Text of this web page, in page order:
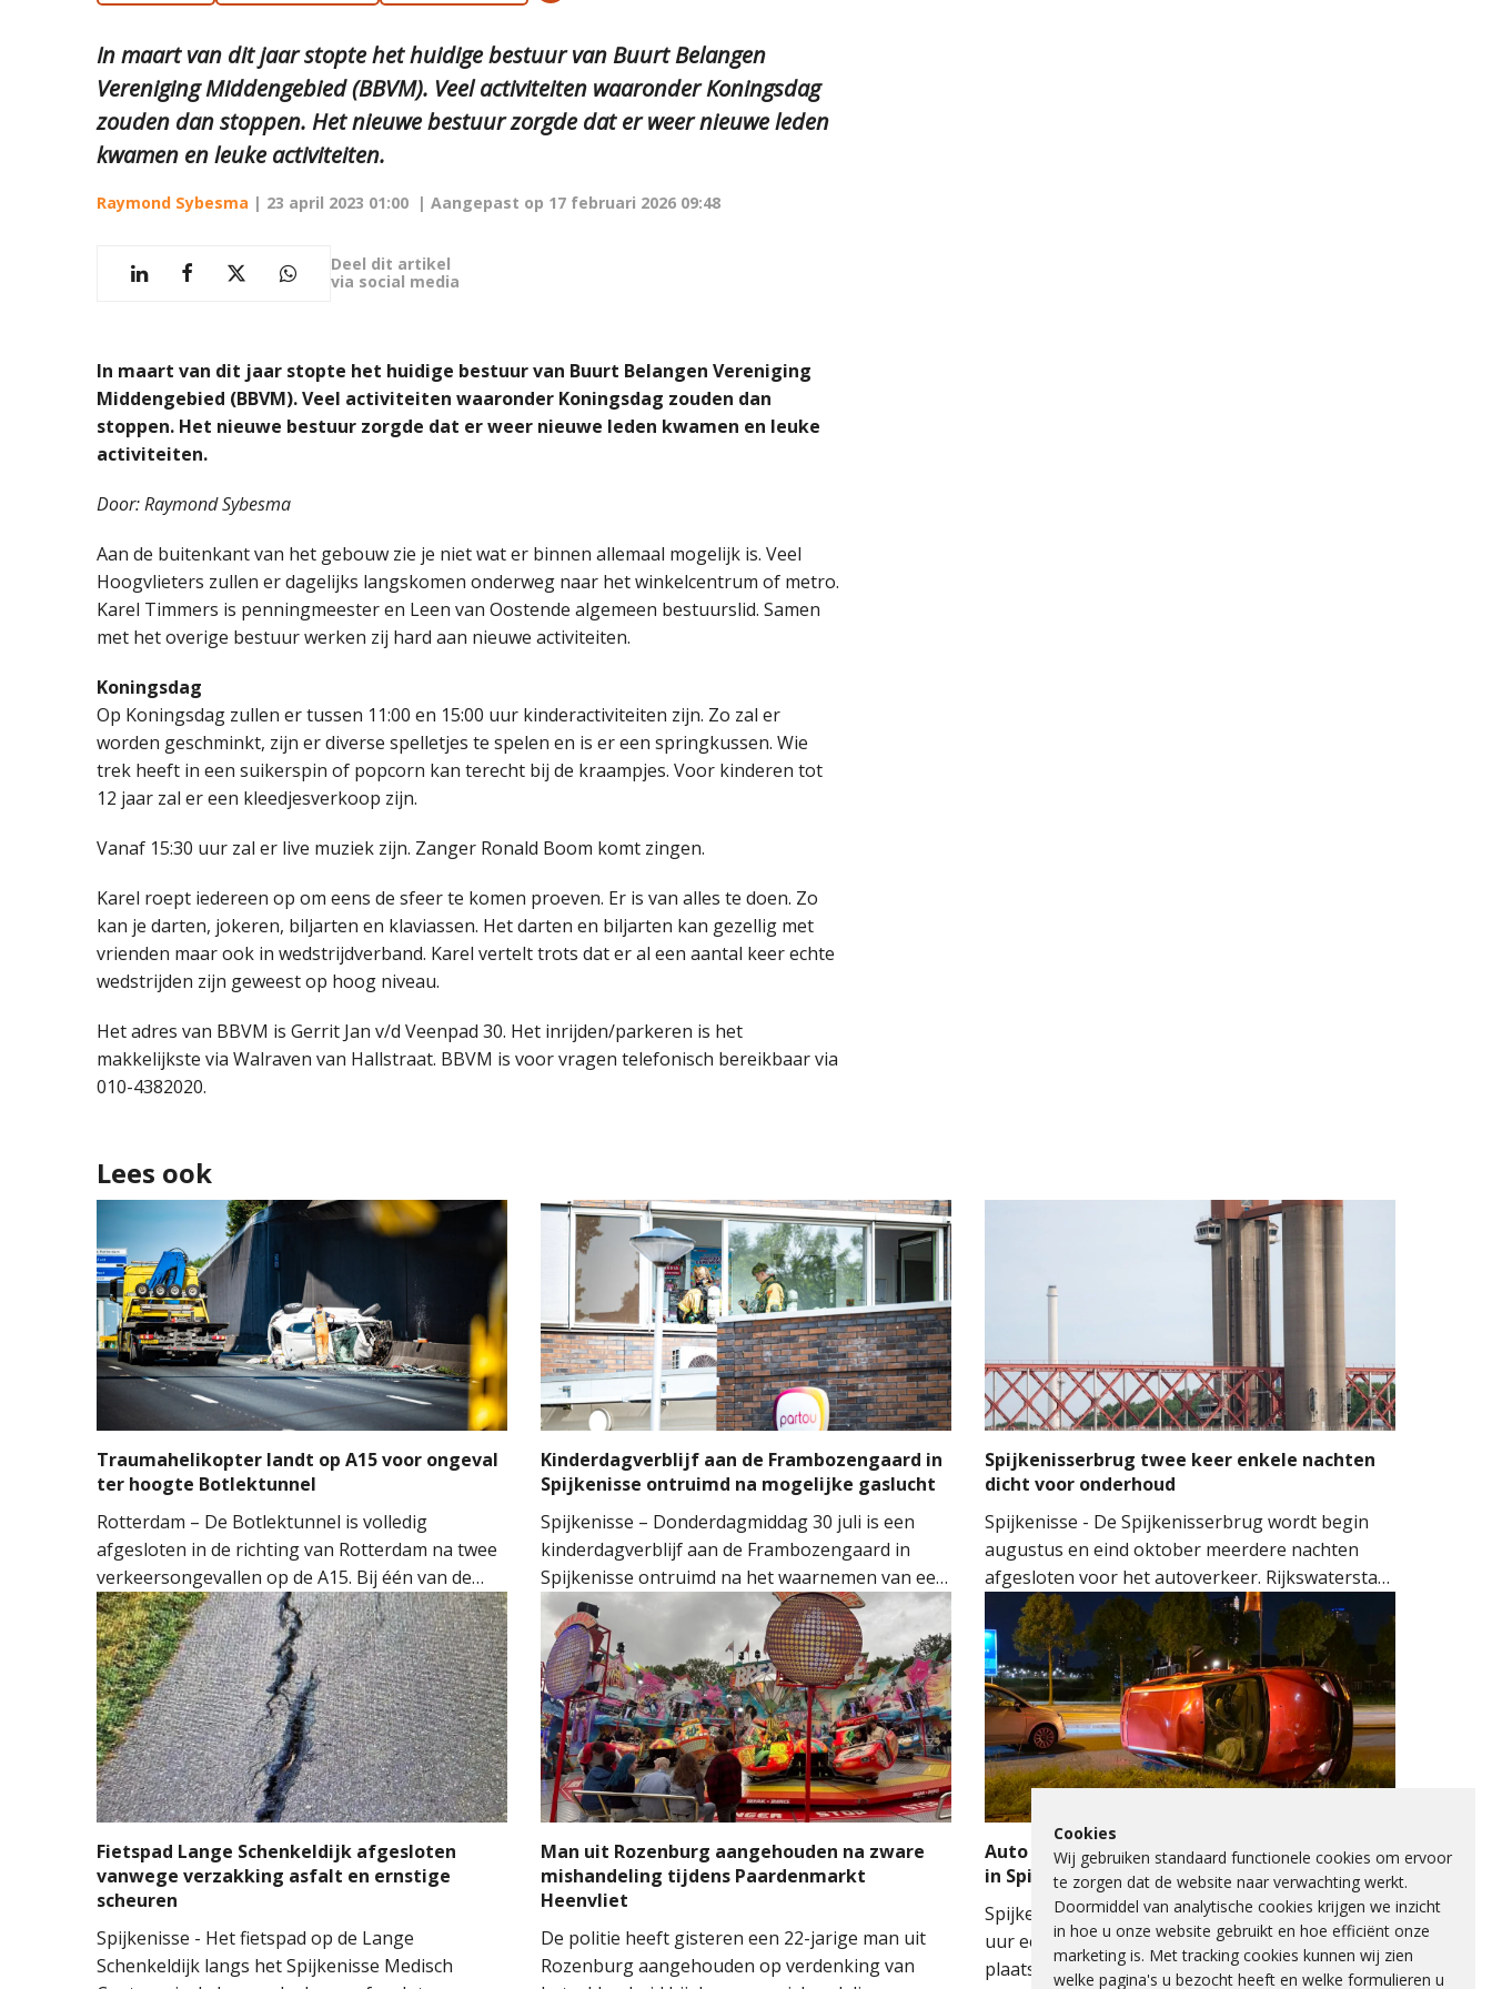
In maart van dit jaar stopte het huidige bestuur van Buurt Belangen
Vereniging Middengebied (BBVM). Veel activiteiten waaronder Koningsdag
zouden dan stoppen. Het nieuwe bestuur zorgde dat er weer nieuwe leden
kwamen en leuke activiteiten.
Raymond Sybesma | 23 april 2023 01:00 | Aangepast op 17 februari 2026 09:48
Deel dit artikel
via social media
In maart van dit jaar stopte het huidige bestuur van Buurt Belangen Vereniging
Middengebied (BBVM). Veel activiteiten waaronder Koningsdag zouden dan
stoppen. Het nieuwe bestuur zorgde dat er weer nieuwe leden kwamen en leuke
activiteiten.
Door: Raymond Sybesma
Aan de buitenkant van het gebouw zie je niet wat er binnen allemaal mogelijk is. Veel
Hoogvlieters zullen er dagelijks langskomen onderweg naar het winkelcentrum of metro.
Karel Timmers is penningmeester en Leen van Oostende algemeen bestuurslid. Samen
met het overige bestuur werken zij hard aan nieuwe activiteiten.
Koningsdag
Op Koningsdag zullen er tussen 11:00 en 15:00 uur kinderactiviteiten zijn. Zo zal er
worden geschminkt, zijn er diverse spelletjes te spelen en is er een springkussen. Wie
trek heeft in een suikerspin of popcorn kan terecht bij de kraampjes. Voor kinderen tot
12 jaar zal er een kleedjesverkoop zijn.
Vanaf 15:30 uur zal er live muziek zijn. Zanger Ronald Boom komt zingen.
Karel roept iedereen op om eens de sfeer te komen proeven. Er is van alles te doen. Zo
kan je darten, jokeren, biljarten en klaviassen. Het darten en biljarten kan gezellig met
vrienden maar ook in wedstrijdverband. Karel vertelt trots dat er al een aantal keer echte
wedstrijden zijn geweest op hoog niveau.
Het adres van BBVM is Gerrit Jan v/d Veenpad 30. Het inrijden/parkeren is het
makkelijkste via Walraven van Hallstraat. BBVM is voor vragen telefonisch bereikbaar via
010-4382020.
Lees ook
Traumahelikopter landt op A15 voor ongeval
ter hoogte Botlektunnel
Rotterdam – De Botlektunnel is volledig
afgesloten in de richting van Rotterdam na twee
verkeersongevallen op de A15. Bij één van de
ongevallen sloeg een auto over de kop.
Hulpdiensten kwamen massaal ter plaatse.
Meerdere ambulances, de brandweer en het
Mobiel Medisch Team (MMT) werden ingezet. De
traumahelikopter landde op de snelweg om
medische assistentie te verlenen.
Kinderdagverblijf aan de Frambozengaard in
Spijkenisse ontruimd na mogelijke gaslucht
Spijkenisse – Donderdagmiddag 30 juli is een
kinderdagverblijf aan de Frambozengaard in
Spijkenisse ontruimd na het waarnemen van een
mogelijke gaslucht. De aanwezige kinderen en
begeleiders konden het gebouw na de melding
aan de hulpdiensten veilig verlaten.
Spijkenisserbrug twee keer enkele nachten
dicht voor onderhoud
Spijkenisse - De Spijkenisserbrug wordt begin
augustus en eind oktober meerdere nachten
afgesloten voor het autoverkeer. Rijkswaterstaat
voert onderhoud uit aan de evenwichtskabels
van de brug. De werkzaamheden vinden plaats
aan beide kanten van de brug: eerst aan de kant
van Hoogvliet en later aan de kant van
Spijkenisse.
Fietspad Lange Schenkeldijk afgesloten
vanwege verzakking asfalt en ernstige
scheuren
Spijkenisse - Het fietspad op de Lange
Schenkeldijk langs het Spijkenisse Medisch
Man uit Rozenburg aangehouden na zware
mishandeling tijdens Paardenmarkt
Heenvliet
De politie heeft gisteren een 22-jarige man uit
Rozenburg aangehouden op verdenking van
Auto op zijkant na botsing met verkeerslicht
in Spijkenisse
Spijkenisse – Maandagavond heeft rond 22.40
uur een eenzijdig verkeersongeval
plaatsgevonden op de Schenkelweg in
Cookies
Wij gebruiken standaard functionele cookies om ervoor
te zorgen dat de website naar verwachting werkt.
Doormiddel van analytische cookies krijgen we inzicht
in hoe u onze website gebruikt en hoe efficiënt onze
marketing is. Met tracking cookies kunnen wij zien
welke pagina's u bezocht heeft en welke formulieren u